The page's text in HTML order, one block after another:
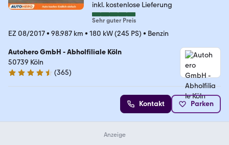
inkl. kostenlose Lieferung
Sehr guter Preis
EZ 08/2017• 98.987 km • 180 kW (245 PS) • Benzin
Autohero GmbH - Abholfiliale Köln
50739 Köln
4.6 Sterne
(365)
Kontakt Parken